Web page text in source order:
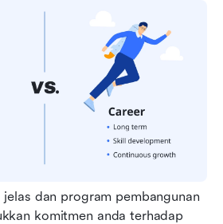
dan program pembangunan
komitmen anda terhadap